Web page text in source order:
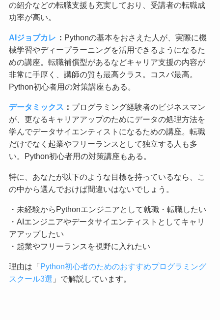
の紹介などの転職支援も充実しており、受講者の転職成
功率が高い。
AIジョブカレ ： Pythonの基本をおさえた人が、実際に機
械学習やディープラーニングを活用できるようになるた
めの講座。転職補償型があるなどキャリア支援の内容が
非常に手厚く、講師の質も最高クラス。コスパ最高。
Python初心者用の対策講座もある。
データミックス ： プログラミング経験者のビジネスマン
が、更なるキャリアアップのためにデータの処理方法を
学んでデータサイエンティストになるための講座。転職
だけでなく起業やフリーランスとして独立する人も多
い。Python初心者用の対策講座もある。
特に、あなたが以下のような目標を持っているなら、こ
の中から選んでおけば間違いはないでしょう。
・未経験からPythonエンジニアとして就職・転職したい
・AIエンジニアやデータサイエンティストとしてキャリ
アアップしたい
・起業やフリーランスを視野に入れたい
理由は「Python初心者のためのおすすめプログラミング
スクール3選 」で解説しています。